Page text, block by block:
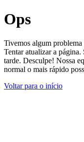
Ops
Tivemos algum
Tentar atualizar a página.
tarde. Desculpe! Nossa
normal o mais rápido
Voltar para o início